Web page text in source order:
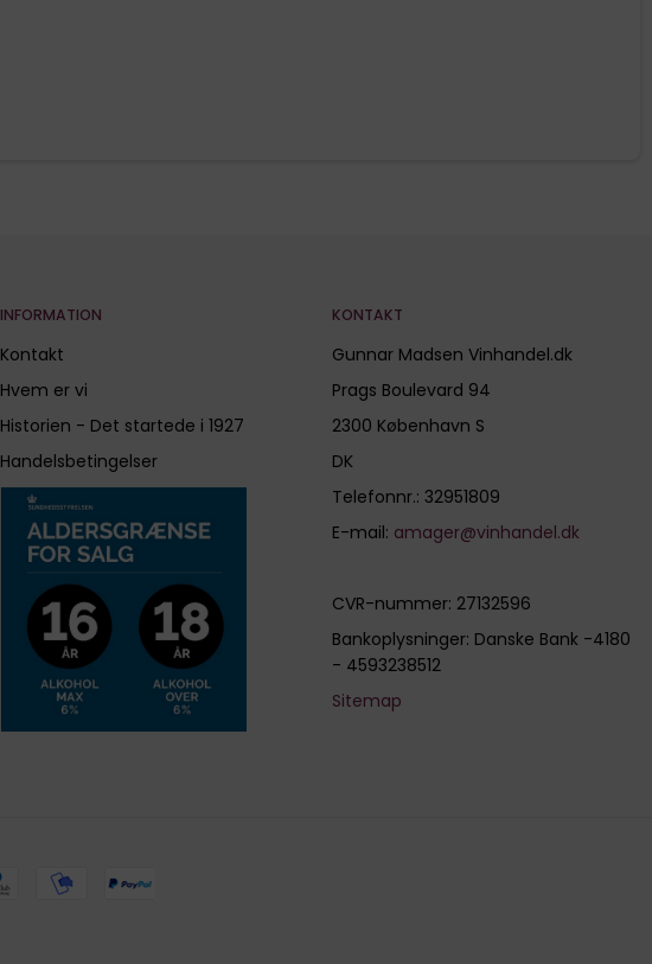
INFORMATION
Kontakt
Hvem er vi
Historien - Det startede i 1927
Handelsbetingelser
KONTAKT
Gunnar Madsen Vinhandel.dk
Prags Boulevard 94
2300 København S
DK
Telefonnr.: 32951809
E-mail: amager@vinhandel.dk
CVR-nummer: 27132596
Bankoplysninger: Danske Bank -4180
- 4593238512
Sitemap